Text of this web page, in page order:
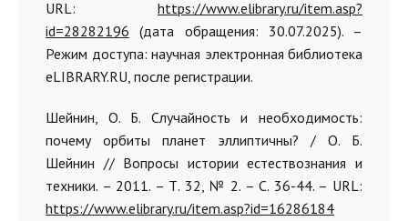
URL: https://www.elibrary.ru/item.asp?
id=28282196 (дата обращения: 30.07.2025). –
Режим доступа: научная электронная библиотека
eLIBRARY.RU, после регистрации.
Шейнин, О. Б. Случайность и необходимость:
почему орбиты планет эллиптичны? / О. Б.
Шейнин // Вопросы истории естествознания и
техники. – 2011. – Т. 32, № 2. – С. 36-44. – URL:
https://www.elibrary.ru/item.asp?id=16286184